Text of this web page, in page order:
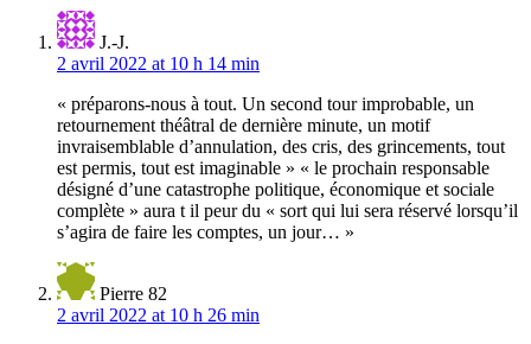
J.-J.
2 avril 2022 at 10 h 14 min
« préparons-nous à tout. Un second tour improbable, un
retournement théâtral de dernière minute, un motif
invraisemblable d’annulation, des cris, des grincements, tout
est permis, tout est imaginable » « le prochain responsable
désigné d’une catastrophe politique, économique et sociale
complète » aura t il peur du « sort qui lui sera réservé lorsqu’il
s’agira de faire les comptes, un jour… »
Pierre 82
2 avril 2022 at 10 h 26 min